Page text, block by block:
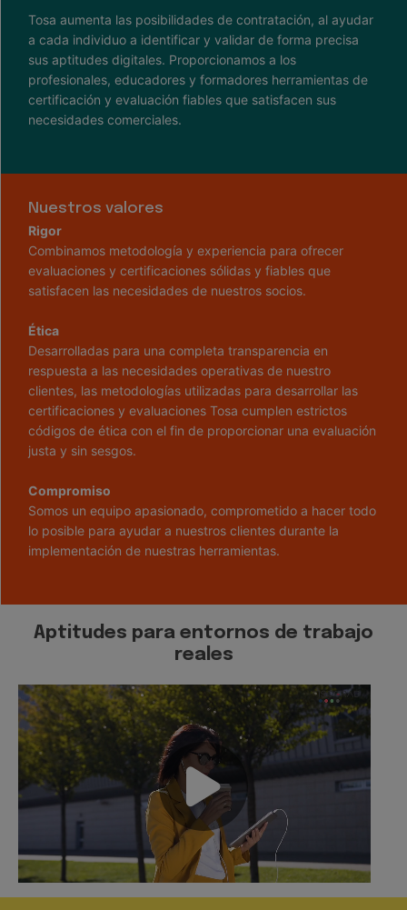
Tosa aumenta las posibilidades de contratación, al ayudar
a cada individuo a identificar y validar de forma precisa
sus aptitudes digitales. Proporcionamos a los
profesionales, educadores y formadores herramientas de
certificación y evaluación fiables que satisfacen sus
necesidades comerciales.
Nuestros valores
Rigor
Combinamos metodología y experiencia para ofrecer
evaluaciones y certificaciones sólidas y fiables que
satisfacen las necesidades de nuestros socios.
Ética
Desarrolladas para una completa transparencia en
respuesta a las necesidades operativas de nuestro
clientes, las metodologías utilizadas para desarrollar las
certificaciones y evaluaciones Tosa cumplen estrictos
códigos de ética con el fin de proporcionar una evaluación
justa y sin sesgos.
Compromiso
Somos un equipo apasionado, comprometido a hacer todo
lo posible para ayudar a nuestros clientes durante la
implementación de nuestras herramientas.
Aptitudes para entornos de trabajo
reales